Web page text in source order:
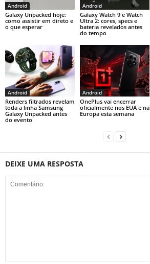
Android
Galaxy Unpacked hoje:
como assistir em direto e
o que esperar
Android
Galaxy Watch 9 e Watch
Ultra 2: cores, specs e
bateria revelados antes
do tempo
Android
Renders filtrados revelam
toda a linha Samsung
Galaxy Unpacked antes
do evento
Android
OnePlus vai encerrar
oficialmente nos EUA e na
Europa esta semana
DEIXE UMA RESPOSTA